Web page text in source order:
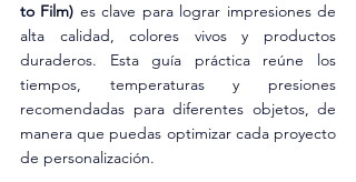
to Film) es clave para lograr impresiones de
alta calidad, colores vivos y productos
duraderos. Esta guía práctica reúne los
tiempos, temperaturas y presiones
recomendadas para diferentes objetos, de
manera que puedas optimizar cada proyecto
de personalización.